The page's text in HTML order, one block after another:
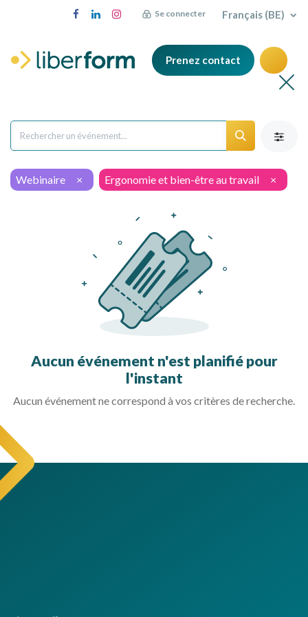
Se connecter Français (BE)
Prenez contact
Webinaire × Ergonomie et bien-être au travail ×
Aucun événement n'est planifié pour
l'instant
Aucun événement ne correspond à vos critères de recherche.